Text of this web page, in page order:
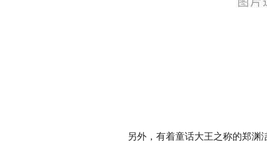
另外，有着童话大王之称的郑渊